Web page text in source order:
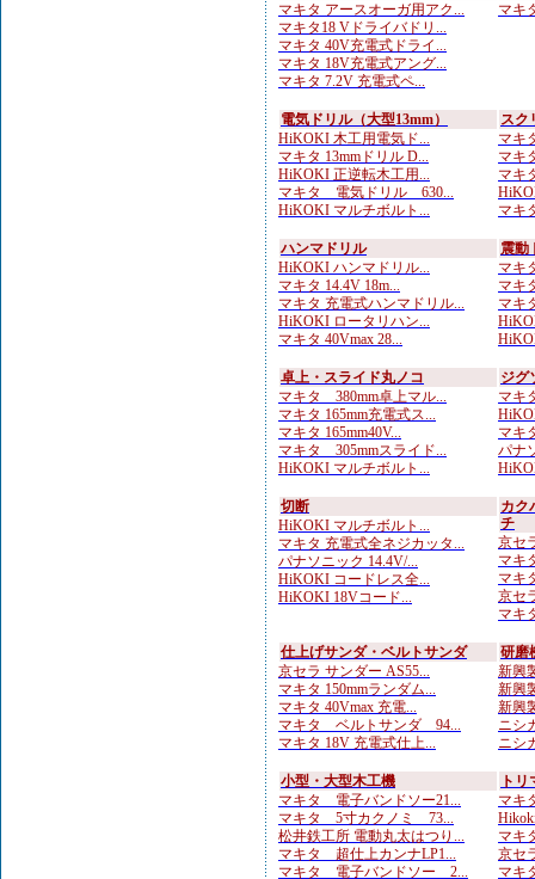
マキタ アースオーガ用アク...
マキタ18 Vドライバドリ...
マキタ 40V充電式ドライ...
マキタ 18V充電式アング...
マキタ 7.2V 充電式ペ...
マキ
電気ドリル（大型13mm）
HiKOKI 木工用電気ド...
マキタ 13mmドリル D...
HiKOKI 正逆転木工用...
マキタ 電気ドリル 630...
HiKOKI マルチボルト...
スク
マキ
マキ
マキ
マキ
ハンマドリル
HiKOKI ハンマドリル...
マキタ 14.4V 18m...
マキタ 充電式ハンマドリル...
HiKOKI ロータリハン...
マキタ 40Vmax 28...
震動
マキ
マキ
マキ
卓上・スライド丸ノコ
マキタ 380mm卓上マル...
マキタ 165mm充電式ス...
マキタ 165mm40V...
マキタ 305mmスライド...
HiKOKI マルチボルト...
ジグ
マキ
マキ
パナ
切断
HiKOKI マルチボルト...
マキタ 充電式全ネジカッタ...
パナソニック 14.4V/...
HiKOKI コードレス全...
HiKOKI 18Vコード...
カク
チ
京セ
マキ
マキ
京セ
マキ
仕上げサンダ・ベルトサンダ
京セラ サンダー AS55...
マキタ 150mmランダム...
マキタ 40Vmax 充電...
マキタ ベルトサンダ 94...
マキタ 18V 充電式仕上...
研磨
新興
新興
新興
ニシ
ニシ
小型・大型木工機
マキタ 電子バンドソー21...
マキタ 5寸カクノミ 73...
松井鉄工所 電動丸太はつり...
マキタ 超仕上カンナLP1...
マキタ 電子バンドソー 2...
ト
マキ
マキ
京セ
マキ